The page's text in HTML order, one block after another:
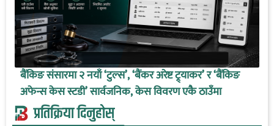
बैंकिङ संसारमा २ नयाँ ‘टुल्स’, ‘बैंकर अरेष्ट ट्र्याकर’ र ‘बैंकिङ
अफेन्स केस स्टडी’ सार्वजनिक, केस विवरण एकै ठाउँमा
प्रतिक्रिया दिनुहोस्